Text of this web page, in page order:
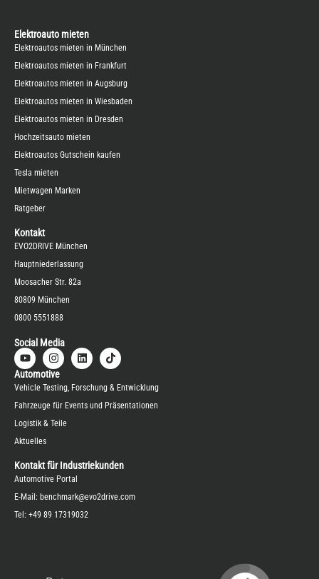
Elektroauto mieten
Elektroautos mieten in München
Elektroautos mieten in Frankfurt
Elektroautos mieten in Augsburg
Elektroautos mieten in Wiesbaden
Elektroautos mieten in Dresden
Hochzeitsauto mieten
Elektroautos Gutschein kaufen
Tesla mieten
Mietwagen Marken
Ratgeber
Kontakt
EVO2DRIVE München
Hauptniederlassung
Moosacher Str. 82a
80809 München
0800 5551888
Social Media
Automotive
Vehicle Testing, Forschung & Entwicklung
Fahrzeuge für Events und Präsentationen
Logistik & Teile
Aktuelles
Kontakt für Industriekunden
Automotive Portal
E-Mail: benchmark@evo2drive.com
Tel: +49 89 17319032